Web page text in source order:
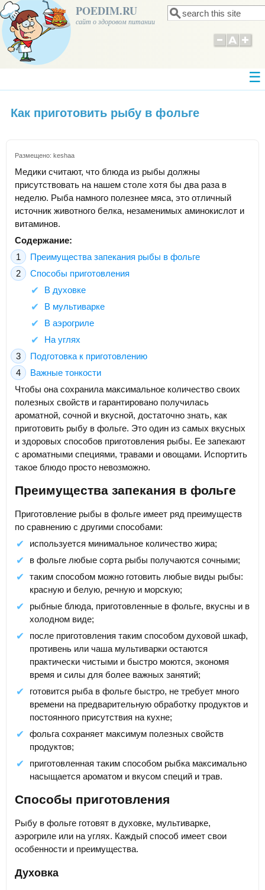
POEDIM.RU
сайт о здоровом питании Форма поиска
Поиск
Как приготовить рыбу в фольге
Размещено: keshaa
Медики считают, что блюда из рыбы должны
присутствовать на нашем столе хотя бы два раза в
неделю. Рыба намного полезнее мяса, это отличный
источник животного белка, незаменимых аминокислот и
витаминов.
Содержание:
Преимущества запекания рыбы в фольге
Способы приготовления
В духовке
В мультиварке
В аэрогриле
На углях
Подготовка к приготовлению
Важные тонкости
Чтобы она сохранила максимальное количество своих
полезных свойств и гарантировано получилась
ароматной, сочной и вкусной, достаточно знать, как
приготовить рыбу в фольге. Это один из самых вкусных
и здоровых способов приготовления рыбы. Ее запекают
с ароматными специями, травами и овощами. Испортить
такое блюдо просто невозможно.
Преимущества запекания в фольге
Приготовление рыбы в фольге имеет ряд преимуществ
по сравнению с другими способами:
используется минимальное количество жира;
в фольге любые сорта рыбы получаются сочными;
таким способом можно готовить любые виды рыбы:
красную и белую, речную и морскую;
рыбные блюда, приготовленные в фольге, вкусны и в
холодном виде;
после приготовления таким способом духовой шкаф,
противень или чаша мультиварки остаются
практически чистыми и быстро моются, экономя
время и силы для более важных занятий;
готовится рыба в фольге быстро, не требует много
времени на предварительную обработку продуктов и
постоянного присутствия на кухне;
фольга сохраняет максимум полезных свойств
продуктов;
приготовленная таким способом рыбка максимально
насыщается ароматом и вкусом специй и трав.
Способы приготовления
Рыбу в фольге готовят в духовке, мультиварке,
аэрогриле или на углях. Каждый способ имеет свои
особенности и преимущества.
Духовка